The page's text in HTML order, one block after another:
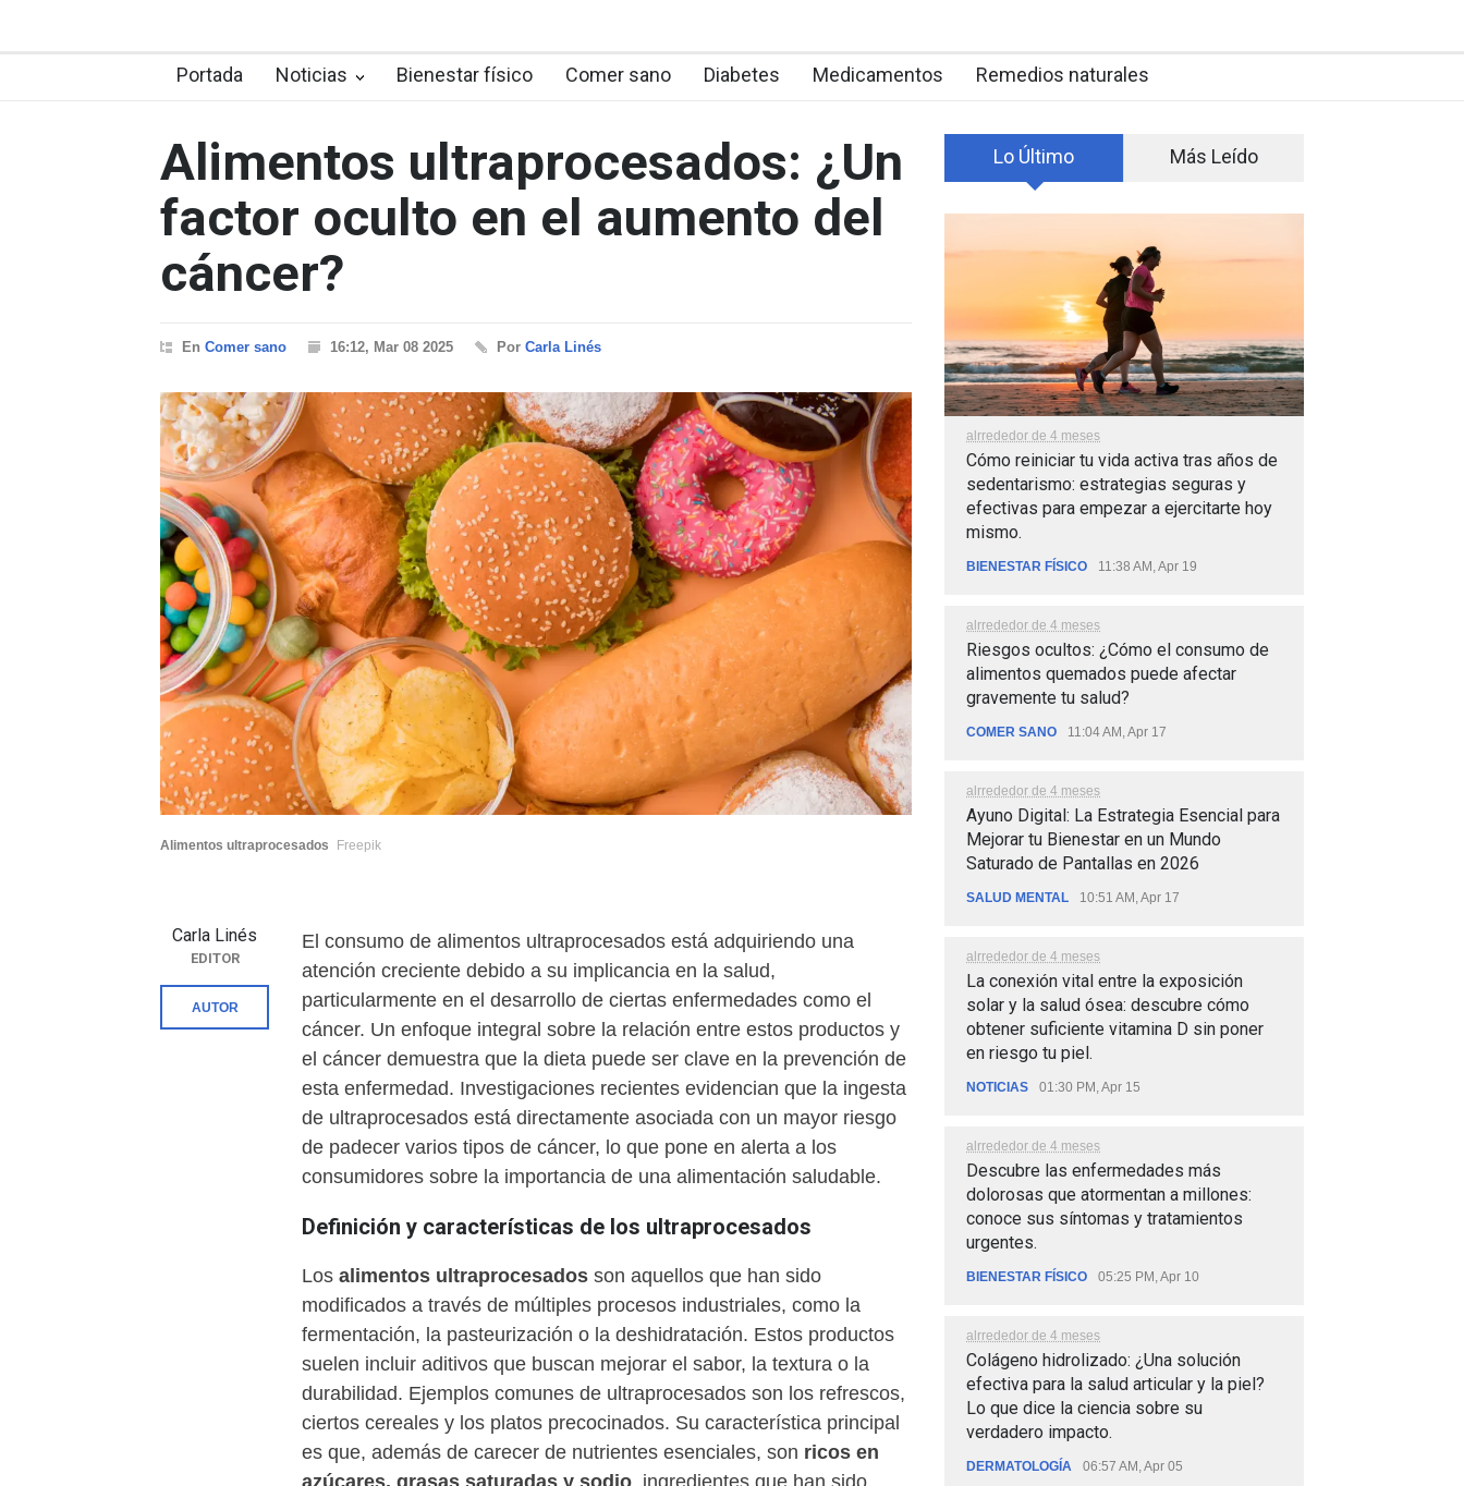
Portada Noticias Bienestar físico Comer sano Diabetes Medicamentos Remedios naturales
Alimentos ultraprocesados: ¿Un
factor oculto en el aumento del
cáncer?
En Comer sano 16:12, Mar 08 2025 Por Carla Linés
Alimentos ultraprocesados Freepik
El consumo de alimentos ultraprocesados está adquiriendo una
atención creciente debido a su implicancia en la salud,
particularmente en el desarrollo de ciertas enfermedades como el
cáncer. Un enfoque integral sobre la relación entre estos productos y
el cáncer demuestra que la dieta puede ser clave en la prevención de
esta enfermedad. Investigaciones recientes evidencian que la ingesta
de ultraprocesados está directamente asociada con un mayor riesgo
de padecer varios tipos de cáncer, lo que pone en alerta a los
consumidores sobre la importancia de una alimentación saludable.
Definición y características de los ultraprocesados
Los alimentos ultraprocesados son aquellos que han sido
modificados a través de múltiples procesos industriales, como la
fermentación, la pasteurización o la deshidratación. Estos productos
suelen incluir aditivos que buscan mejorar el sabor, la textura o la
durabilidad. Ejemplos comunes de ultraprocesados son los refrescos,
ciertos cereales y los platos precocinados. Su característica principal
es que, además de carecer de nutrientes esenciales, son ricos en
Carla Linés
EDITOR
AUTOR
Lo Último Más Leído
alrrededor de 4 meses
Cómo reiniciar tu vida activa tras años de
sedentarismo: estrategias seguras y
efectivas para empezar a ejercitarte hoy
mismo.
BIENESTAR FÍSICO 11:38 AM, Apr 19
alrrededor de 4 meses
Riesgos ocultos: ¿Cómo el consumo de
alimentos quemados puede afectar
gravemente tu salud?
COMER SANO 11:04 AM, Apr 17
alrrededor de 4 meses
Ayuno Digital: La Estrategia Esencial para
Mejorar tu Bienestar en un Mundo
Saturado de Pantallas en 2026
SALUD MENTAL 10:51 AM, Apr 17
alrrededor de 4 meses
La conexión vital entre la exposición
solar y la salud ósea: descubre cómo
obtener suficiente vitamina D sin poner
en riesgo tu piel.
NOTICIAS 01:30 PM, Apr 15
alrrededor de 4 meses
Descubre las enfermedades más
dolorosas que atormentan a millones:
conoce sus síntomas y tratamientos
urgentes.
BIENESTAR FÍSICO 05:25 PM, Apr 10
alrrededor de 4 meses
Colágeno hidrolizado: ¿Una solución
efectiva para la salud articular y la piel?
Lo que dice la ciencia sobre su
verdadero impacto.
DERMATOLOGÍA 06:57 AM, Apr 05